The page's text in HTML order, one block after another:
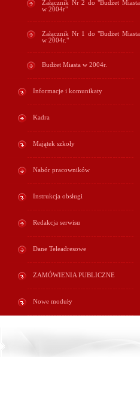
Załącznik Nr 2 do "Budżet Miasta
w 2004r"
Załącznik Nr 1 do "Budżet Miasta
w 2004r."
Budżet Miasta w 2004r.
Informacje i komunikaty
Kadra
Majątek szkoły
Nabór pracowników
Instrukcja obsługi
Redakcja serwisu
Dane Teleadresowe
ZAMÓWIENIA PUBLICZNE
Nowe moduły